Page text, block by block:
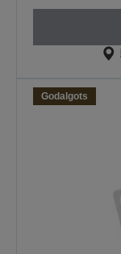
Godalgots